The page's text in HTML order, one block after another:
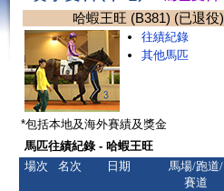
哈蝦王旺 (B381) (已退役)
往績紀錄
其他馬匹
*包括本地及海外賽績及獎金
馬匹往績紀錄 - 哈蝦王旺
場次
名次 日期
馬場/跑道/
賽道